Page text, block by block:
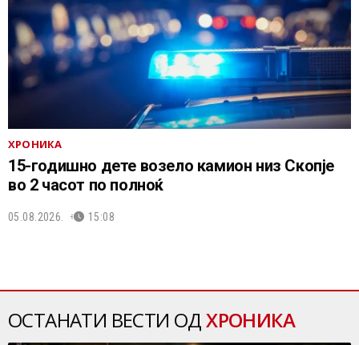
ХРОНИКА
15-годишно дете возело камион низ Скопје
во 2 часот по полноќ
05.08.2026. 15:08
ОСТАНАТИ ВЕСТИ ОДХРОНИКА